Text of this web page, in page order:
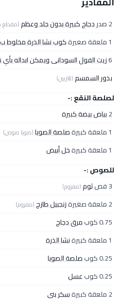
2 صدر دجاج كبيرة بدون جلد وعظم(مقطع
1 ملعقة صغيرة كوب نشا الذرة مخلوط
6زيت الفول السودانى ويمكن ابداله بأي
بذور السمسم(للتزيين)
لصلصة النقع :-
2بياض بيضة كبيرة
1 ملعقة كبيرة
صلصة الصويا(صويا صوص)
1 ملعقة كبيرة
خل أبيض
للصوص :-
3 فص
ثوم(مفروم)
2 ملعقة صغيرة زنجبيل طازج(مفروم)
0.75 كوب
مرق دجاج
1 ملعقة كبيرة
نشا الذرة
0.25 كوب
صلصة الصويا
0.25 كوب
عسل
2 ملعقة كبيرة
سكر بنى